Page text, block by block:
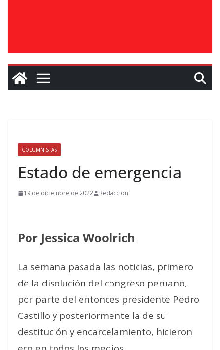
COLUMNISTAS
Estado de emergencia
19 de diciembre de 2022 Redacción
Por Jessica Woolrich
La semana pasada las noticias, primero
de la disolución del congreso peruano,
por parte del entonces presidente Pedro
Castillo y posteriormente la de su
destitución y encarcelamiento, hicieron